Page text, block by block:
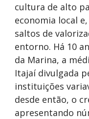
cultura de alto
economia local
saltos de
entorno. Há 10
da Marina, a
Itajaí divulgada
instituições
desde então, o
apresentando